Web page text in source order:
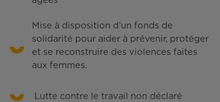
Mise à disposition d’un fonds de
solidarité pour aider à prévenir, protéger
et se reconstruire des violences faites
aux femmes.
Lutte contre le travail non déclaré